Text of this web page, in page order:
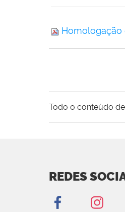
Homologação
Todo o conteúdo
REDES